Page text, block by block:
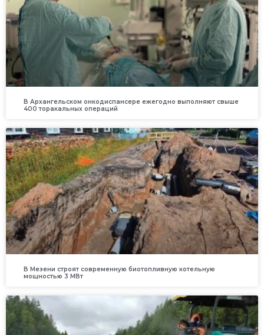
В Архангельском онкодиспансере ежегодно выполняют свыше
400 торакальных операций
В Мезени строят современную биотопливную котельную
мощностью 3 МВт